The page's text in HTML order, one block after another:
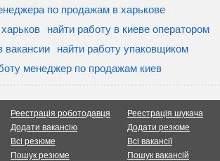
по продажам в харькове
найти работу в киеве оператором
вакансии
найти работу упаковщиком
менеджер по продажам киев
Реестрація роботодавця
Додати вакансію
Всі резюме
Пошук резюме
Реестрація шукача
Додати резюме
Всі вакансії
Пошук вакансій